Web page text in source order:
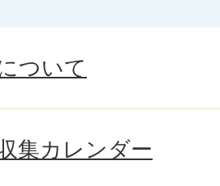
ついて
集カレンダー